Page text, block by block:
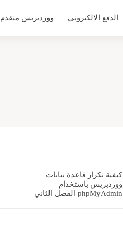
الدفع الالكتروني ووردبريس متقدم
كيفية تكرار قاعدة بيانات
ووردبريس باستخدام
phpMyAdmin الفصل الثاني